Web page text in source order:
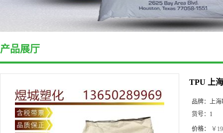
产品展厅
TPU 上
品牌： 上海
货号： 1
价格： ￥